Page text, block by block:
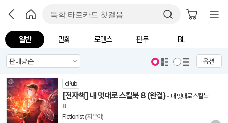
일반 만화 로맨스 판무 BL
옵션
ePub
[전자책] 내 멋대로 스킬북 8 (완결) - 내 멋대로 스킬북
8
Fictionist(지은이)